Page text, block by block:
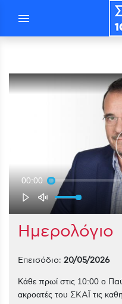
menu
00:00
Ημερολόγιο
Επεισόδιο: 20/05/2026
Κάθε πρωί στις 10:00 ο
ακροατές του ΣΚΑΪ τις